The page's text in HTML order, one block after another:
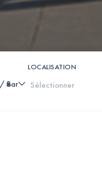
×
LOCALISATION